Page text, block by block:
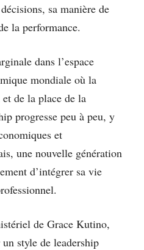
sa manière de
la performance.
dans l’espace
mondiale où la
de la place de la
progresse peu à peu, y
et
une nouvelle génération
d’intégrer sa vie
de Grace Kutino,
style de leadership